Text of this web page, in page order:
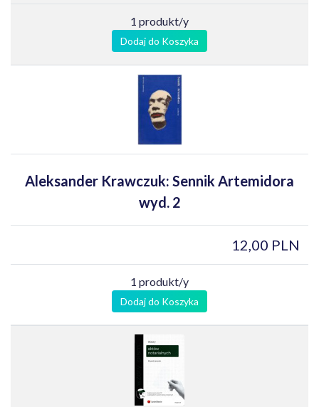
1 produkt/y
Dodaj do Koszyka
Aleksander Krawczuk: Sennik Artemidora
wyd. 2
12,00 PLN
1 produkt/y
Dodaj do Koszyka